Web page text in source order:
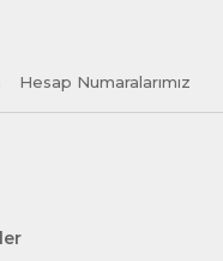
Hesap Numaralarımız